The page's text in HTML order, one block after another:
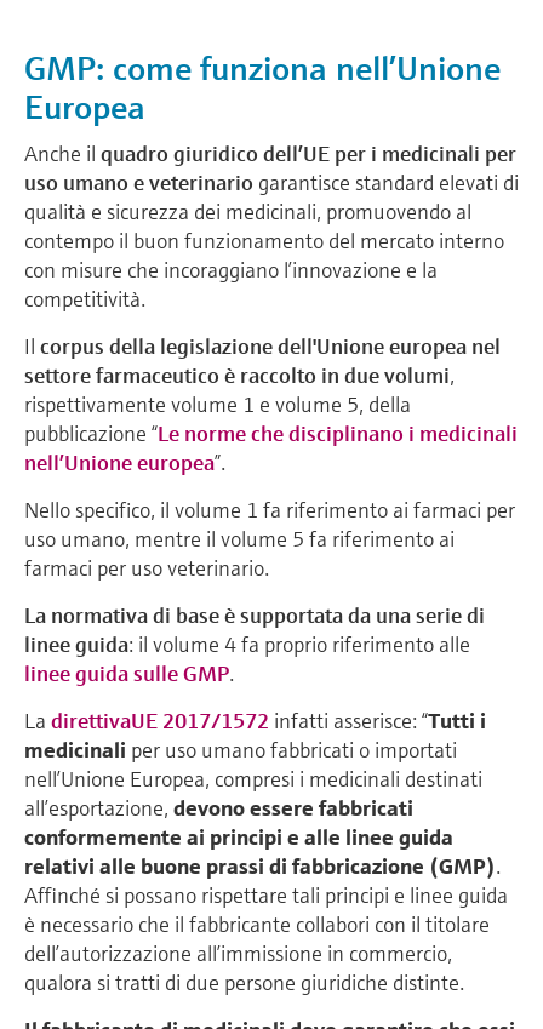
GMP: come funziona nell’Unione
Europea
Anche il quadro giuridico dell’UE per i medicinali per
uso umano e veterinario garantisce standard elevati di
qualità e sicurezza dei medicinali, promuovendo al
contempo il buon funzionamento del mercato interno
con misure che incoraggiano l’innovazione e la
competitività.
Il corpus della legislazione dell'Unione europea nel
settore farmaceutico è raccolto in due volumi,
rispettivamente volume 1 e volume 5, della
pubblicazione “Le norme che disciplinano i medicinali
nell’Unione europea”.
Nello specifico, il volume 1 fa riferimento ai farmaci per
uso umano, mentre il volume 5 fa riferimento ai
farmaci per uso veterinario.
La normativa di base è supportata da una serie di
linee guida: il volume 4 fa proprio riferimento alle
linee guida sulle GMP.
La direttivaUE 2017/1572 infatti asserisce: “Tutti i
medicinali per uso umano fabbricati o importati
nell’Unione Europea, compresi i medicinali destinati
all’esportazione, devono essere fabbricati
conformemente ai principi e alle linee guida
relativi alle buone prassi di fabbricazione (GMP).
Affinché si possano rispettare tali principi e linee guida
è necessario che il fabbricante collabori con il titolare
dell’autorizzazione all’immissione in commercio,
qualora si tratti di due persone giuridiche distinte.